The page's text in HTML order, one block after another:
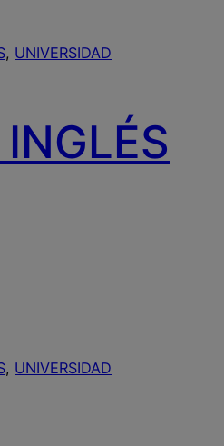
, UNIVERSIDAD
, UNIVERSIDAD